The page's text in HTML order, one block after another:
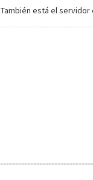
También está el servidor